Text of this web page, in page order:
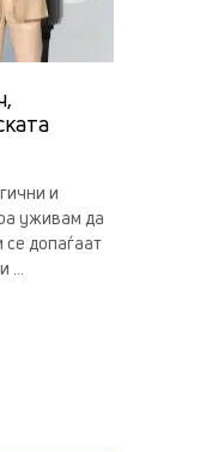
и
уживам да
допаѓаат
...